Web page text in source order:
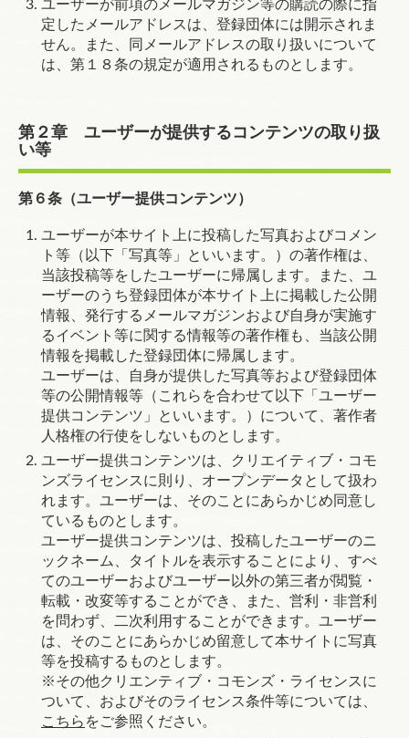
ユーザーが前項のメールマガジン等の購読の際に指
定したメールアドレスは、登録団体には開示されま
せん。また、同メールアドレスの取り扱いについて
は、 第１８条の規定が適用されるものとします。
第２章 ユーザーが提供するコンテンツの取り扱
い等
第６条（ユーザー提供コンテンツ）
ユーザーが本サイト上に投稿した写真およびコメン
ト等（以下「写真等」といいます。）の著作権は、
当該投稿等をしたユーザーに帰属します。また、ユ
ーザーのうち登録団体が本サイト上に掲載した公開
情報、発行するメールマガジンおよび自身が実施す
るイベント等に関する情報等の著作権も、当該公開
情報を掲載した登録団体に帰属します。
ユーザーは、自身が提供した写真等および登録団体
等の公開情報等（これらを合わせて以下「ユーザー
提供コンテンツ」といいます。）について、著作者
人格権の行使をしないものとします。
ユーザー提供コンテンツは、クリエイティブ・コモ
ンズライセンスに則り、オープンデータとして扱わ
れます。ユーザーは、そのことにあらかじめ同意し
ているものとします。
ユーザー提供コンテンツは、投稿したユーザーのニ
ックネーム、タイトルを表示することにより、すべ
てのユーザーおよびユーザー以外の第三者が閲覧・
転載・改変等することができ、また、営利・非営利
を問わず、二次利用することができます。ユーザー
は、そのことにあらかじめ留意して本サイトに写真
等を投稿するものとします。
※その他クリエンティブ・コモンズ・ライセンスに
ついて、およびそのライセンス条件等については、
こちら をご参照ください。